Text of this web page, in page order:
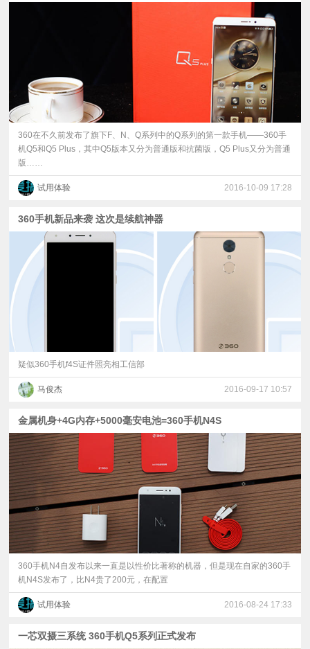
360在不久前发布了旗下F、N、Q系列中的Q系列的第一款手机——360手
机Q5和Q5 Plus，其中Q5版本又分为普通版和抗菌版，Q5 Plus又分为普通
版……
试用体验 2016-10-09 17:28
360手机新品来袭 这次是续航神器
疑似360手机f4S证件照亮相工信部
马俊杰 2016-09-17 10:57
金属机身+4G内存+5000毫安电池=360手机N4S
360手机N4自发布以来一直是以性价比著称的机器，但是现在自家的360手
机N4S发布了，比N4贵了200元，在配置
试用体验 2016-08-24 17:33
一芯双摄三系统 360手机Q5系列正式发布